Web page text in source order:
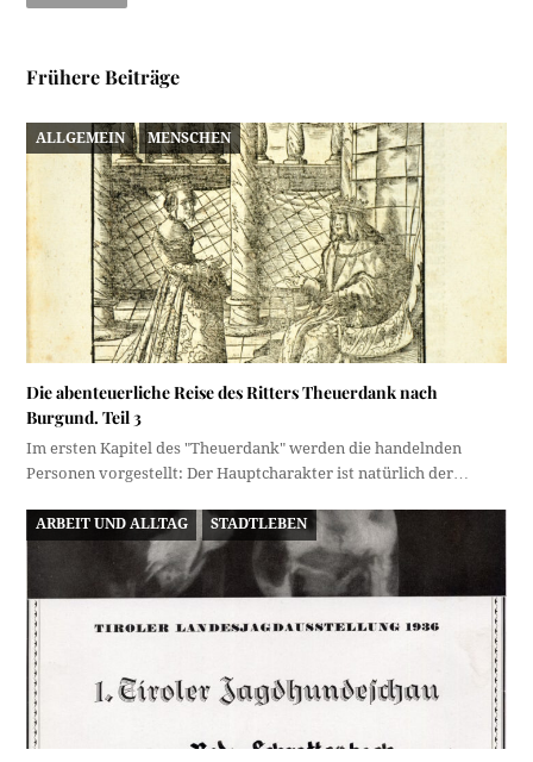
Frühere Beiträge
ALLGEMEIN MENSCHEN
Die abenteuerliche Reise des Ritters Theuerdank nach
Burgund. Teil 3
Im ersten Kapitel des "Theuerdank" werden die handelnden
Personen vorgestellt: Der Hauptcharakter ist natürlich der…
ARBEIT UND ALLTAG STADTLEBEN